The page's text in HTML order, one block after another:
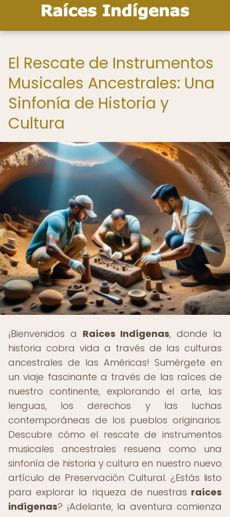
El Rescate de Instrumentos
Musicales Ancestrales: Una
Sinfonía de Historia y
Cultura
¡Bienvenidos a Raíces Indígenas, donde la
historia cobra vida a través de las culturas
ancestrales de las Américas! Sumérgete en
un viaje fascinante a través de las raíces de
nuestro continente, explorando el arte, las
lenguas, los derechos y las luchas
contemporáneas de los pueblos originarios.
Descubre cómo el rescate de instrumentos
musicales ancestrales resuena como una
sinfonía de historia y cultura en nuestro nuevo
artículo de Preservación Cultural. ¿Estás listo
para explorar la riqueza de nuestras raíces
indígenas? ¡Adelante, la aventura comienza